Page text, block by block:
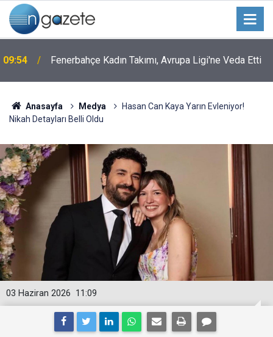
09:54 Fenerbahçe Kadın Takımı, Avrupa Ligi'ne Veda Etti
Anasayfa Medya
Hasan Can Kaya Yarın Evleniyor!
Nikah Detayları Belli Oldu
11:09
03 Haziran 2026